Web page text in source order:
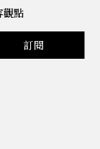
觀點
訂閱